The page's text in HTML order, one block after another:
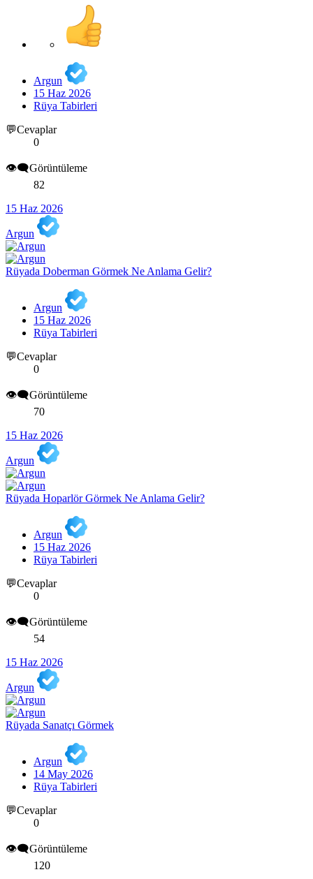
Argun
15 Haz 2026
Rüya Tabirleri
💬Cevaplar
0
👁️‍🗨️Görüntüleme
82
15 Haz 2026
Argun
Rüyada Doberman Görmek Ne Anlama Gelir?
Argun
15 Haz 2026
Rüya Tabirleri
💬Cevaplar
0
👁️‍🗨️Görüntüleme
70
15 Haz 2026
Argun
Rüyada Hoparlör Görmek Ne Anlama Gelir?
Argun
15 Haz 2026
Rüya Tabirleri
💬Cevaplar
0
👁️‍🗨️Görüntüleme
54
15 Haz 2026
Argun
Rüyada Sanatçı Görmek
Argun
14 May 2026
Rüya Tabirleri
💬Cevaplar
0
👁️‍🗨️Görüntüleme
120